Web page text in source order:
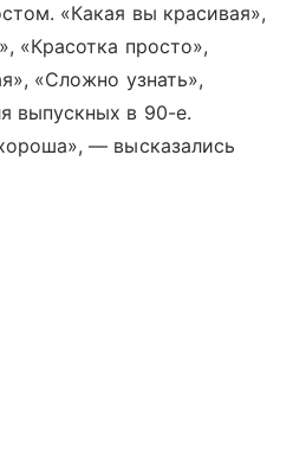
«Какая вы красивая»,
«Красотка просто»,
«Сложно узнать»,
выпускных в 90-е.
— высказались